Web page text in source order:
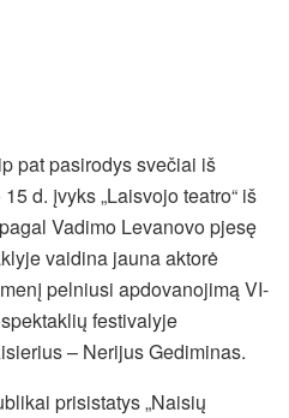
pat pasirodys svečiai iš
d. įvyks „Laisvojo teatro“ iš
Vadimo Levanovo pjesę
vaidina jauna aktorė
pelniusi apdovanojimą VI-
festivalyje
– Nerijus Gediminas.
prisistatys „Naisių